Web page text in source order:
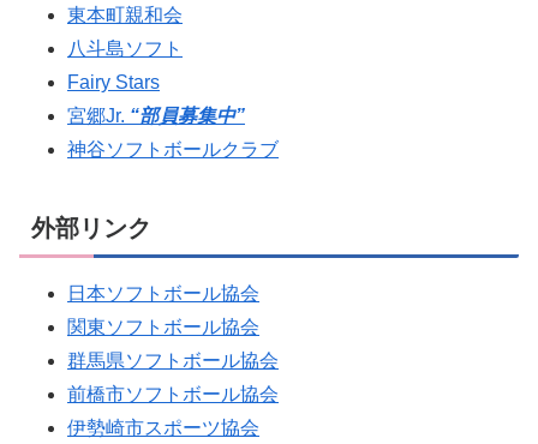
東本町親和会
八斗島ソフト
Fairy Stars
宮郷Jr. “部員募集中”
神谷ソフトボールクラブ
外部リンク
日本ソフトボール協会
関東ソフトボール協会
群馬県ソフトボール協会
前橋市ソフトボール協会
伊勢崎市スポーツ協会